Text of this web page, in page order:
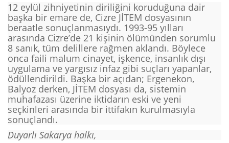
12 eylül zihniyetinin diriliğini koruduğuna dair
başka bir emare de, Cizre JİTEM dosyasının
beraatle sonuçlanmasıydı. 1993-95 yılları
arasında Cizre’de 21 kişinin ölümünden sorumlu
8 sanık, tüm delillere rağmen aklandı. Böylece
onca faili malum cinayet, işkence, insanlık dışı
uygulama ve yargısız infaz gibi suçları yapanlar,
ödüllendirildi. Başka bir açıdan; Ergenekon,
Balyoz derken, JİTEM dosyası da, sistemin
muhafazası üzerine iktidarın eski ve yeni
seçkinleri arasında bir ittifakın kurulmasıyla
sonuçlandı.
Duyarlı Sakarya halkı,